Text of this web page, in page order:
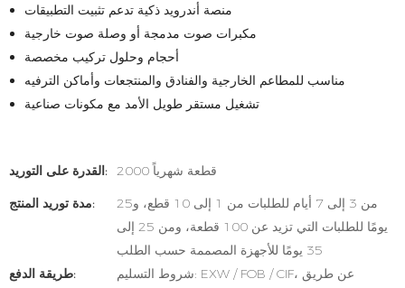
منصة أندرويد ذكية تدعم تثبيت التطبيقات
مكبرات صوت مدمجة أو وصلة صوت خارجية
أحجام وحلول تركيب مخصصة
مناسب للمطاعم الخارجية والفنادق والمنتجعات وأماكن الترفيه
تشغيل مستقر طويل الأمد مع مكونات صناعية
القدرة على التوريد:
2000 قطعة شهرياً
مدة توريد المنتج:
من 3 إلى 7 أيام للطلبات من 1 إلى 10 قطع، و25
يومًا للطلبات التي تزيد عن 100 قطعة، ومن 25 إلى
35 يومًا للأجهزة المصممة حسب الطلب
طريقة الدفع:
شروط التسليم: EXW / FOB / CIF، عن طريق